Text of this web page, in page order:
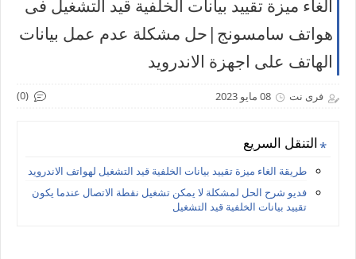
الغاء ميزة تقييد بيانات الخلفية قيد التشغيل فى
هواتف سامسونج|حل مشكلة عدم عمل بيانات
الهاتف على اجهزة الاندرويد
فرى نت 08 مايو 2023 (0)
التنقل السريع
طريقة الغاء ميزة تقييد بيانات الخلفية قيد التشغيل لهواتف الاندرويد
فديو شرح الحل لمشكلة لا يمكن تشغيل نقطة الاتصال عندما يكون
تقييد بيانات الخلفية قيد التشغيل